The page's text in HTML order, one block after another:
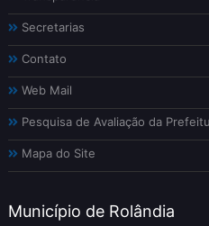
Secretarias
Contato
Web Mail
Pesquisa de Avaliação da
Mapa do Site
Município de Rolândia